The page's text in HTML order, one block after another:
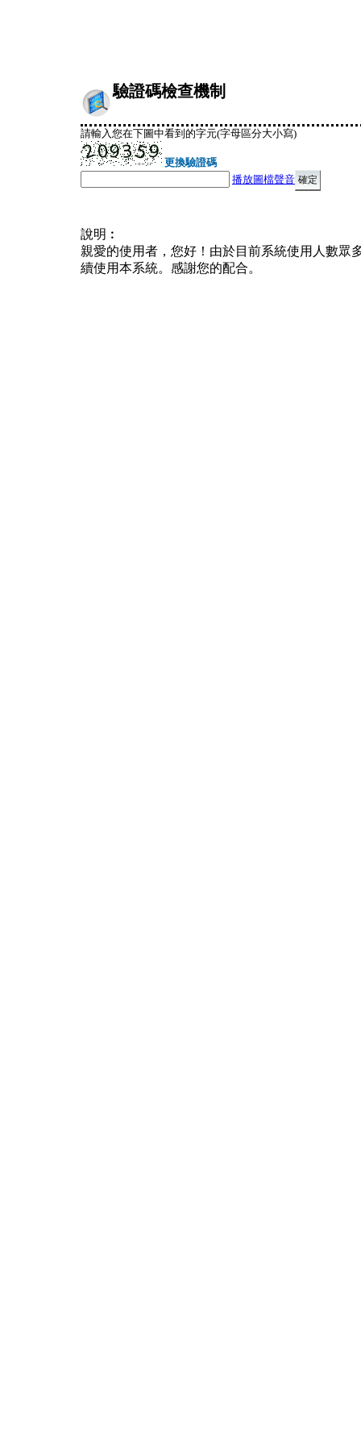
驗證碼檢查機制
請輸入您在下圖中看到的字元(字母區分大小寫)
更換驗證碼
播放圖檔聲音
說明︰
親愛的使用者，您好！由於目前系統使用人數眾
續使用本系統。感謝您的配合。